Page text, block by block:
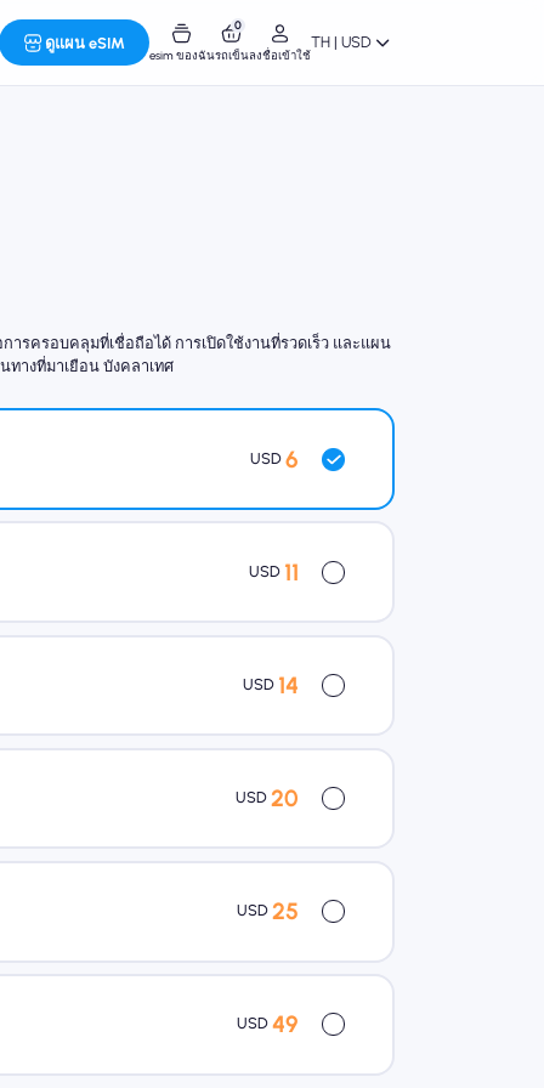
ดูแผน eSIM
esim ของฉัน
0
รถเข็นลงชื่อเข้าใช้
TH | USD
การครอบคลุมที่เชื่อถือได้ การเปิดใช้งานที่รวดเร็ว และแผน
างที่มาเยือน บังคลาเทศ
USD 6
USD 11
USD 14
USD 20
USD 25
USD 49